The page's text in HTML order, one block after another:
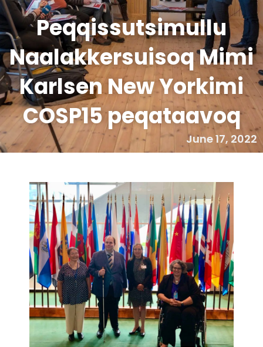
Peqqissutsimullu
Naalakkersuisoq Mimi
Karlsen New Yorkimi
COSP15 peqataavoq
June 17, 2022